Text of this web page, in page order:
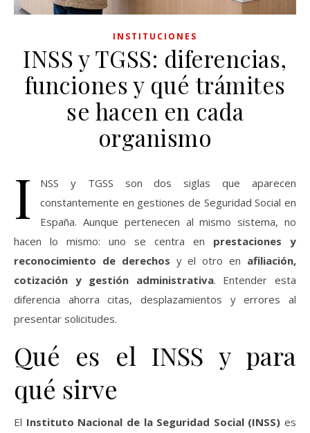
INSTITUCIONES
INSS y TGSS: diferencias,
funciones y qué trámites
se hacen en cada
organismo
I
NSS y TGSS son dos siglas que aparecen
constantemente en gestiones de Seguridad Social en
España. Aunque pertenecen al mismo sistema, no
hacen lo mismo: uno se centra en prestaciones y
reconocimiento de derechos y el otro en afiliación,
cotización y gestión administrativa. Entender esta
diferencia ahorra citas, desplazamientos y errores al
presentar solicitudes.
Qué es el INSS y para
qué sirve
El Instituto Nacional de la Seguridad Social (INSS) es